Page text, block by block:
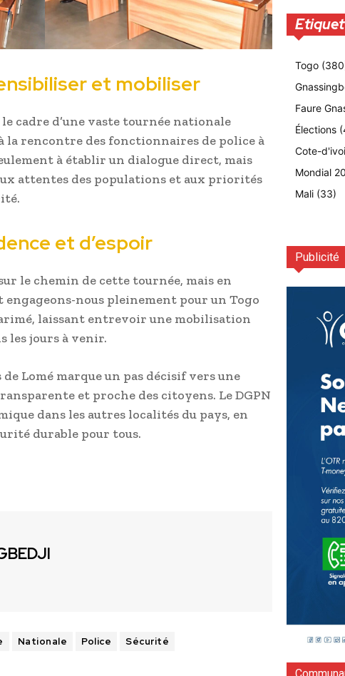
et mobiliser
cadre d’une vaste tournée nationale
la rencontre des fonctionnaires de police à
à établir un dialogue direct, mais
attentes des populations et aux priorités
et d’espoir
le chemin de cette tournée, mais en
nous pleinement pour un Togo
laissant entrevoir une mobilisation
les jours à venir.
Lomé marque un pas décisif vers une
et proche des citoyens. Le DGPN
dans les autres localités du pays, en
durable pour tous.
Nationale Police Sécurité
Togo
Faure
Élections
Cote-
Mondial
Mali (33)
Publicité